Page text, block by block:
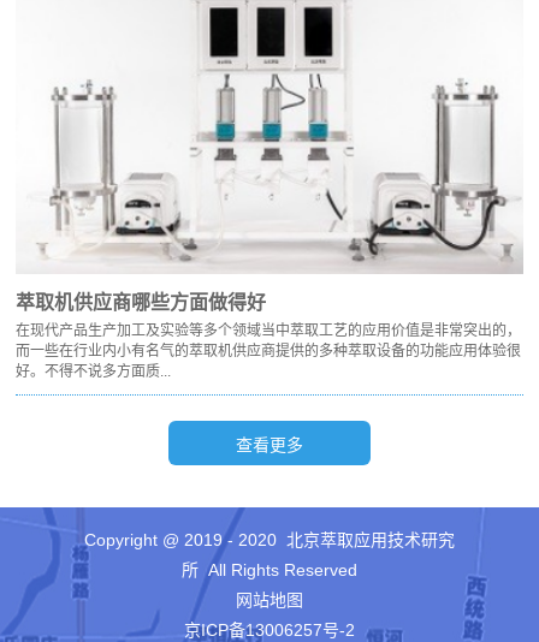
萃取机供应商哪些方面做得好
在现代产品生产加工及实验等多个领域当中萃取工艺的应用价值是非常突出的，
而一些在行业内小有名气的萃取机供应商提供的多种萃取设备的功能应用体验很
好。不得不说多方面质...
Copyright @ 2019 - 2020 北京萃取应用技术研究
所 All Rights Reserved
网站地图
京ICP备13006257号-2